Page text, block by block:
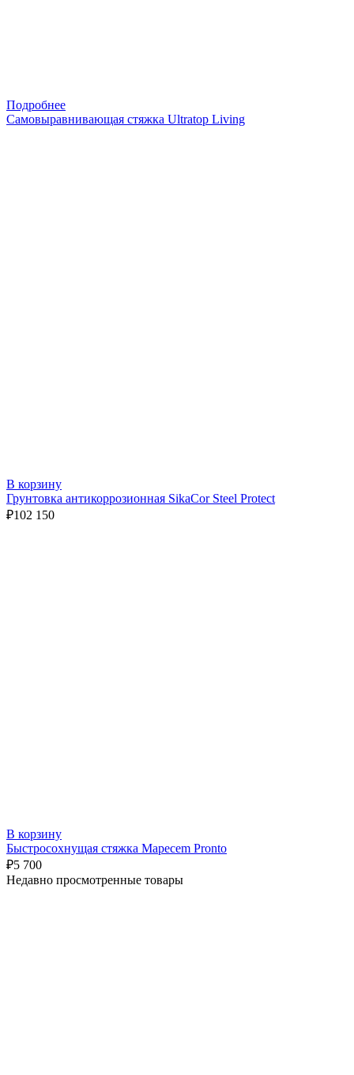
Подробнее
Самовыравнивающая стяжка Ultratop Living
В корзину
Грунтовка антикоррозионная SikaCor Steel Protect
₽102 150
В корзину
Быстросохнущая стяжка Mapecem Pronto
₽5 700
Недавно просмотренные товары